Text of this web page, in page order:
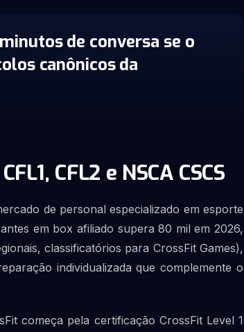
de conversa se o
canônicos da
CFL2 e NSCA CSCS
de personal especializado em esporte
em box afiliado supera 80 mil em 2026,
classificatórios para CrossFit Games),
individualizada que complemente o
começa pela certificação CrossFit Level 1